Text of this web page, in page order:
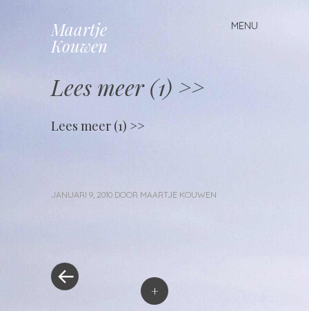
Maartje
Kouwen
MENU
Spring
naar
Lees meer (1) >>
Lees meer (1) >>
JANUARI 9, 2010 DOOR MAARTJE KOUWEN
+